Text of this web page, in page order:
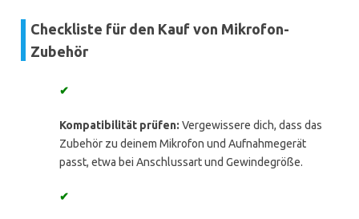
Checkliste für den Kauf von Mikrofon-
Zubehör
✔
Kompatibilität prüfen: Vergewissere dich, dass das
Zubehör zu deinem Mikrofon und Aufnahmegerät
passt, etwa bei Anschlussart und Gewindegröße.
✔